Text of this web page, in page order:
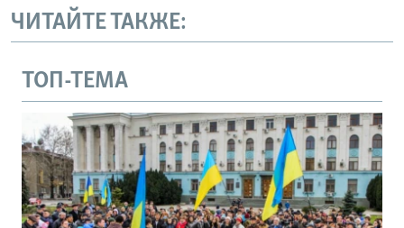
ЧИТАЙТЕ ТАКЖЕ:
ТОП-ТЕМА